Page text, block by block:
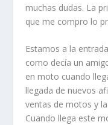
muchas dudas. La
que me compro lo
Estamos a la
como decía un
en moto cuando
llegada de nuevos
ventas de motos y
Cuando llega este